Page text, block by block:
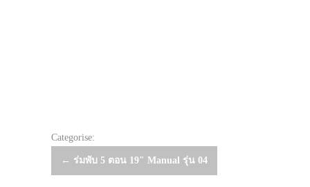
Categorise:
Post
← ร่มพับ 5 ตอน 19″ Manual รุ่น 04